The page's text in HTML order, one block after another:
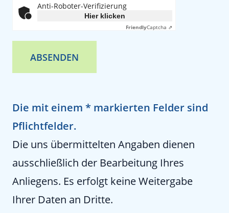
Anti-Roboter-Verifizierung
Hier klicken
FriendlyCaptcha ⇗
ABSENDEN
Die mit einem * markierten Felder sind
Pflichtfelder.
Die uns übermittelten Angaben dienen
ausschließlich der Bearbeitung Ihres
Anliegens. Es erfolgt keine Weitergabe
Ihrer Daten an Dritte.